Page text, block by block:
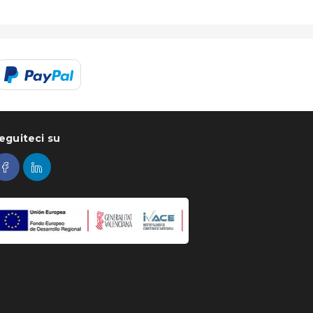
su